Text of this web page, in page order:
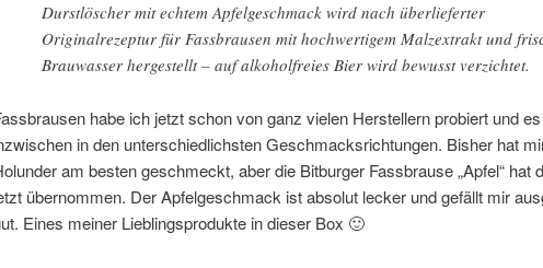
Durstlöscher mit echtem Apfelgeschmack wird nach überlieferter
Originalrezeptur für Fassbrausen mit hochwertigem Malzextrakt und
Brauwasser hergestellt – auf alkoholfreies Bier wird bewusst verzichtet.
habe ich jetzt schon von ganz vielen Herstellern probiert und
in den unterschiedlichsten Geschmacksrichtungen. Bisher hat
am besten geschmeckt, aber die Bitburger Fassbrause „Apfel“ hat
übernommen. Der Apfelgeschmack ist absolut lecker und gefällt mir
Eines meiner Lieblingsprodukte in dieser Box 🙂